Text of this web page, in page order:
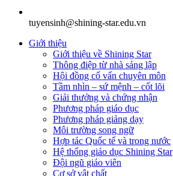
tuyensinh@shining-star.edu.vn
Giới thiệu
Giới thiệu về Shining Star
Thông điệp từ nhà sáng lập
Hội đồng cố vấn chuyên môn
Tầm nhìn – sứ mệnh – cốt lõi
Giải thưởng và chứng nhận
Phương pháp giáo dục
Phương pháp giảng dạy
Môi trường song ngữ
Hợp tác Quốc tế và trong nước
Hệ thống giáo dục Shining Star
Đội ngũ giáo viên
Cơ sở vật chất